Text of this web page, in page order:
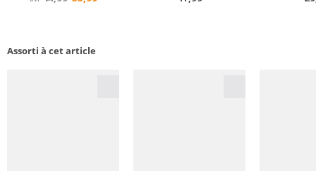
Assorti à cet article